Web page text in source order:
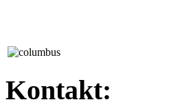
Kontakt: